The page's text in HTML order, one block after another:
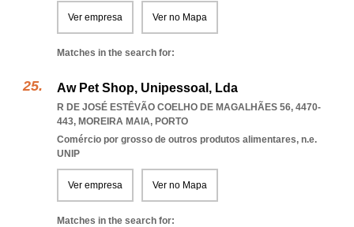
Ver empresa Ver no Mapa
Matches in the search for:
Aw Pet Shop, Unipessoal, Lda
R DE JOSÉ ESTÊVÃO COELHO DE MAGALHÃES 56, 4470-
443, MOREIRA MAIA, PORTO
Comércio por grosso de outros produtos alimentares, n.e.
UNIP
Ver empresa Ver no Mapa
Matches in the search for: